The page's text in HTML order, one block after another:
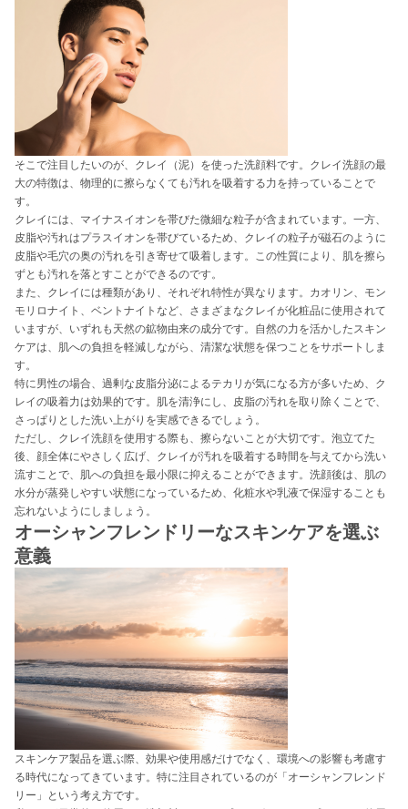
そこで注目したいのが、クレイ（泥）を使った洗顔料です。クレイ洗顔の最
大の特徴は、物理的に擦らなくても汚れを吸着する力を持っていることで
す。
クレイには、マイナスイオンを帯びた微細な粒子が含まれています。一方、
皮脂や汚れはプラスイオンを帯びているため、クレイの粒子が磁石のように
皮脂や毛穴の奥の汚れを引き寄せて吸着します。この性質により、肌を擦ら
ずとも汚れを落とすことができるのです。
また、クレイには種類があり、それぞれ特性が異なります。カオリン、モン
モリロナイト、ベントナイトなど、さまざまなクレイが化粧品に使用されて
いますが、いずれも天然の鉱物由来の成分です。自然の力を活かしたスキン
ケアは、肌への負担を軽減しながら、清潔な状態を保つことをサポートしま
す。
特に男性の場合、過剰な皮脂分泌によるテカリが気になる方が多いため、ク
レイの吸着力は効果的です。肌を清浄にし、皮脂の汚れを取り除くことで、
さっぱりとした洗い上がりを実感できるでしょう。
ただし、クレイ洗顔を使用する際も、擦らないことが大切です。泡立てた
後、顔全体にやさしく広げ、クレイが汚れを吸着する時間を与えてから洗い
流すことで、肌への負担を最小限に抑えることができます。洗顔後は、肌の
水分が蒸発しやすい状態になっているため、化粧水や乳液で保湿することも
忘れないようにしましょう。
オーシャンフレンドリーなスキンケアを選ぶ
意義
スキンケア製品を選ぶ際、効果や使用感だけでなく、環境への影響も考慮す
る時代になってきています。特に注目されているのが「オーシャンフレンド
リー」という考え方です。